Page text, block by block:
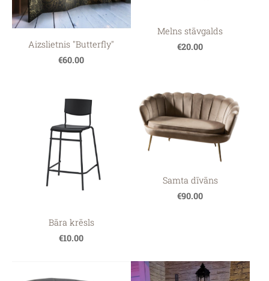
Aizslietnis "Butterfly"
€60.00
Melns stāvgalds
€20.00
Bāra krēsls
€10.00
Samta dīvāns
€90.00